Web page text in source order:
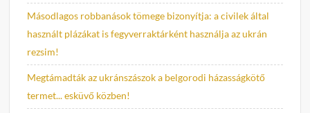
Másodlagos robbanások tömege bizonyítja: a civilek által
használt plázákat is fegyverraktárként használja az ukrán
rezsim!
Megtámadták az ukránszászok a belgorodi házasságkötő
termet... esküvő közben!